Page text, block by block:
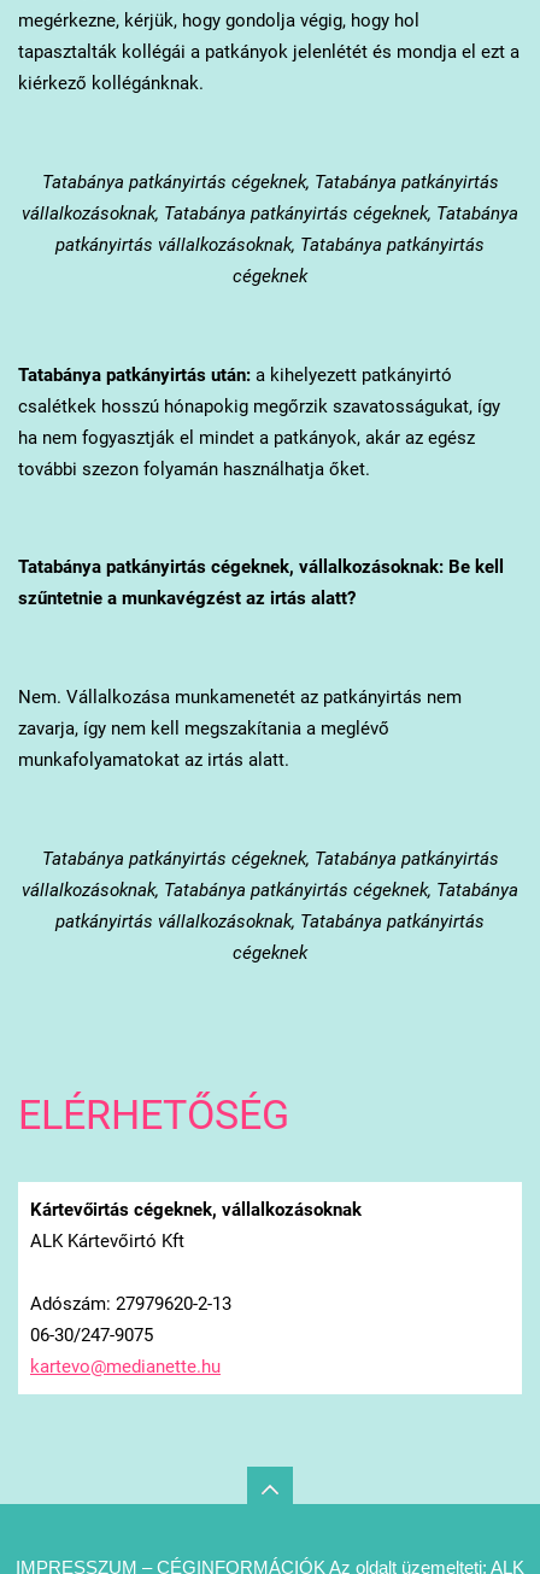
megérkezne, kérjük, hogy gondolja végig, hogy hol
tapasztalták kollégái a patkányok jelenlétét és mondja el ezt a
kiérkező kollégánknak.
Tatabánya patkányirtás cégeknek, Tatabánya patkányirtás
vállalkozásoknak, Tatabánya patkányirtás cégeknek, Tatabánya
patkányirtás vállalkozásoknak, Tatabánya patkányirtás
cégeknek
Tatabányapatkányirtás után:a kihelyezett patkányirtó
csalétkek hosszú hónapokig megőrzik szavatosságukat, így
ha nem fogyasztják el mindet a patkányok, akár az egész
további szezon folyamán használhatja őket.
Tatabányapatkányirtás cégeknek, vállalkozásoknak: Be kell
szűntetnie a munkavégzést az irtás alatt?
Nem. Vállalkozása munkamenetét az patkányirtás nem
zavarja, így nem kell megszakítania a meglévő
munkafolyamatokat az irtás alatt.
Tatabánya patkányirtás cégeknek, Tatabánya patkányirtás
vállalkozásoknak, Tatabánya patkányirtás cégeknek, Tatabánya
patkányirtás vállalkozásoknak, Tatabánya patkányirtás
cégeknek
ELÉRHETŐSÉG
Kártevőirtás cégeknek, vállalkozásoknak
ALK Kártevőirtó Kft
Adószám: 27979620-2-13
06-30/247-9075
kartevo@medianette.hu
IMPRESSZUM – CÉGINFORMÁCIÓK Az oldalt üzemelteti: ALK